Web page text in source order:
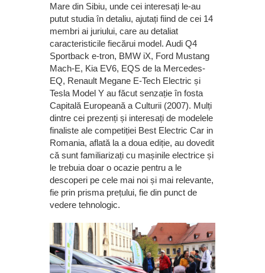
Mare din Sibiu, unde cei interesați le-au
putut studia în detaliu, ajutați fiind de cei 14
membri ai juriului, care au detaliat
caracteristicile fiecărui model. Audi Q4
Sportback e-tron, BMW iX, Ford Mustang
Mach-E, Kia EV6, EQS de la Mercedes-
EQ, Renault Megane E-Tech Electric și
Tesla Model Y au făcut senzație în fosta
Capitală Europeană a Culturii (2007). Mulți
dintre cei prezenți și interesați de modelele
finaliste ale competiției Best Electric Car in
Romania, aflată la a doua ediție, au dovedit
că sunt familiarizați cu mașinile electrice și
le trebuia doar o ocazie pentru a le
descoperi pe cele mai noi și mai relevante,
fie prin prisma prețului, fie din punct de
vedere tehnologic.